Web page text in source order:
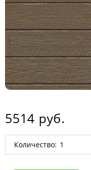
5514 руб.
Количество: